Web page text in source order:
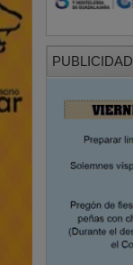
PUBLICIDAD